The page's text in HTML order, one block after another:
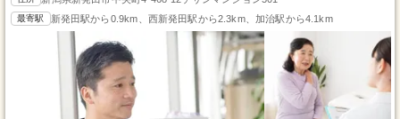
最寄駅 新発田駅から0.9km、西新発田駅から2.3km、加治駅から4.1km